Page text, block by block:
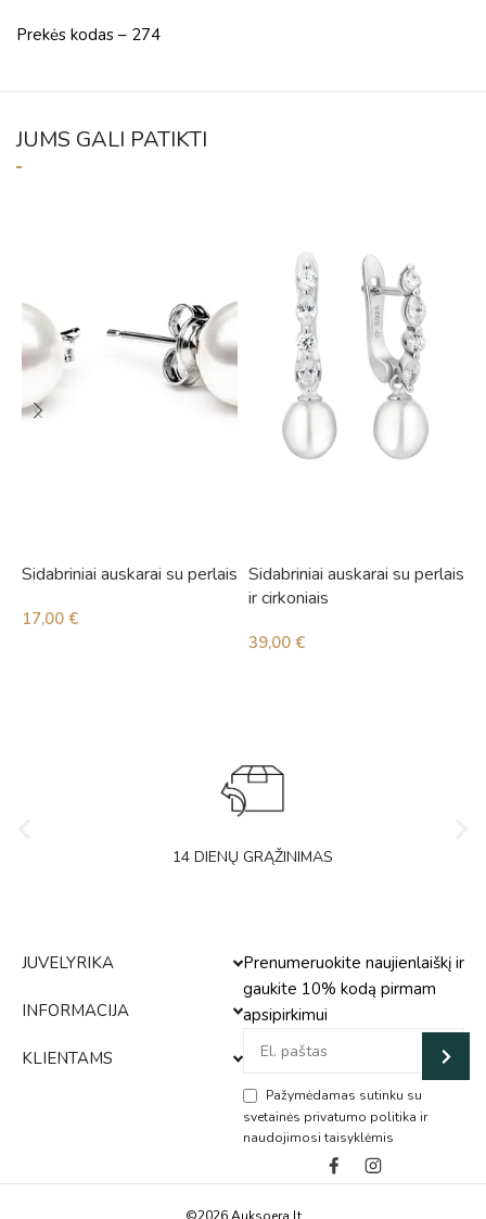
Prekės kodas – 274
JUMS GALI PATIKTI
Sidabriniai auskarai su perlais
17,00 €
Sidabriniai auskarai su perlais
ir cirkoniais
39,00 €
14 DIENŲ GRĄŽINIMAS
JUVELYRIKA
INFORMACIJA
KLIENTAMS
Prenumeruokite naujienlaiškį ir
gaukite 10% kodą pirmam
apsipirkimui
Pažymėdamas sutinku su
svetainės privatumo politika ir
naudojimosi taisyklėmis
Alternative: